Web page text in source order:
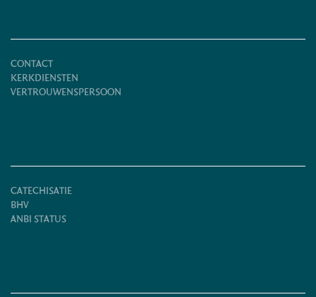
CONTACT
KERKDIENSTEN
VERTROUWENSPERSOON
CATECHISATIE
BHV
ANBI STATUS